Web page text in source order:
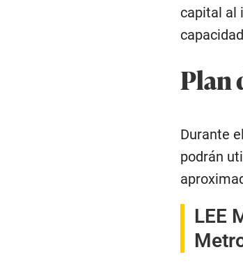
capital al
Plan
Durante
podrán
LEE